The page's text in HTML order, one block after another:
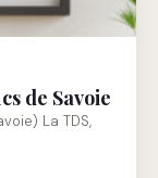
de Savoie
La TDS,